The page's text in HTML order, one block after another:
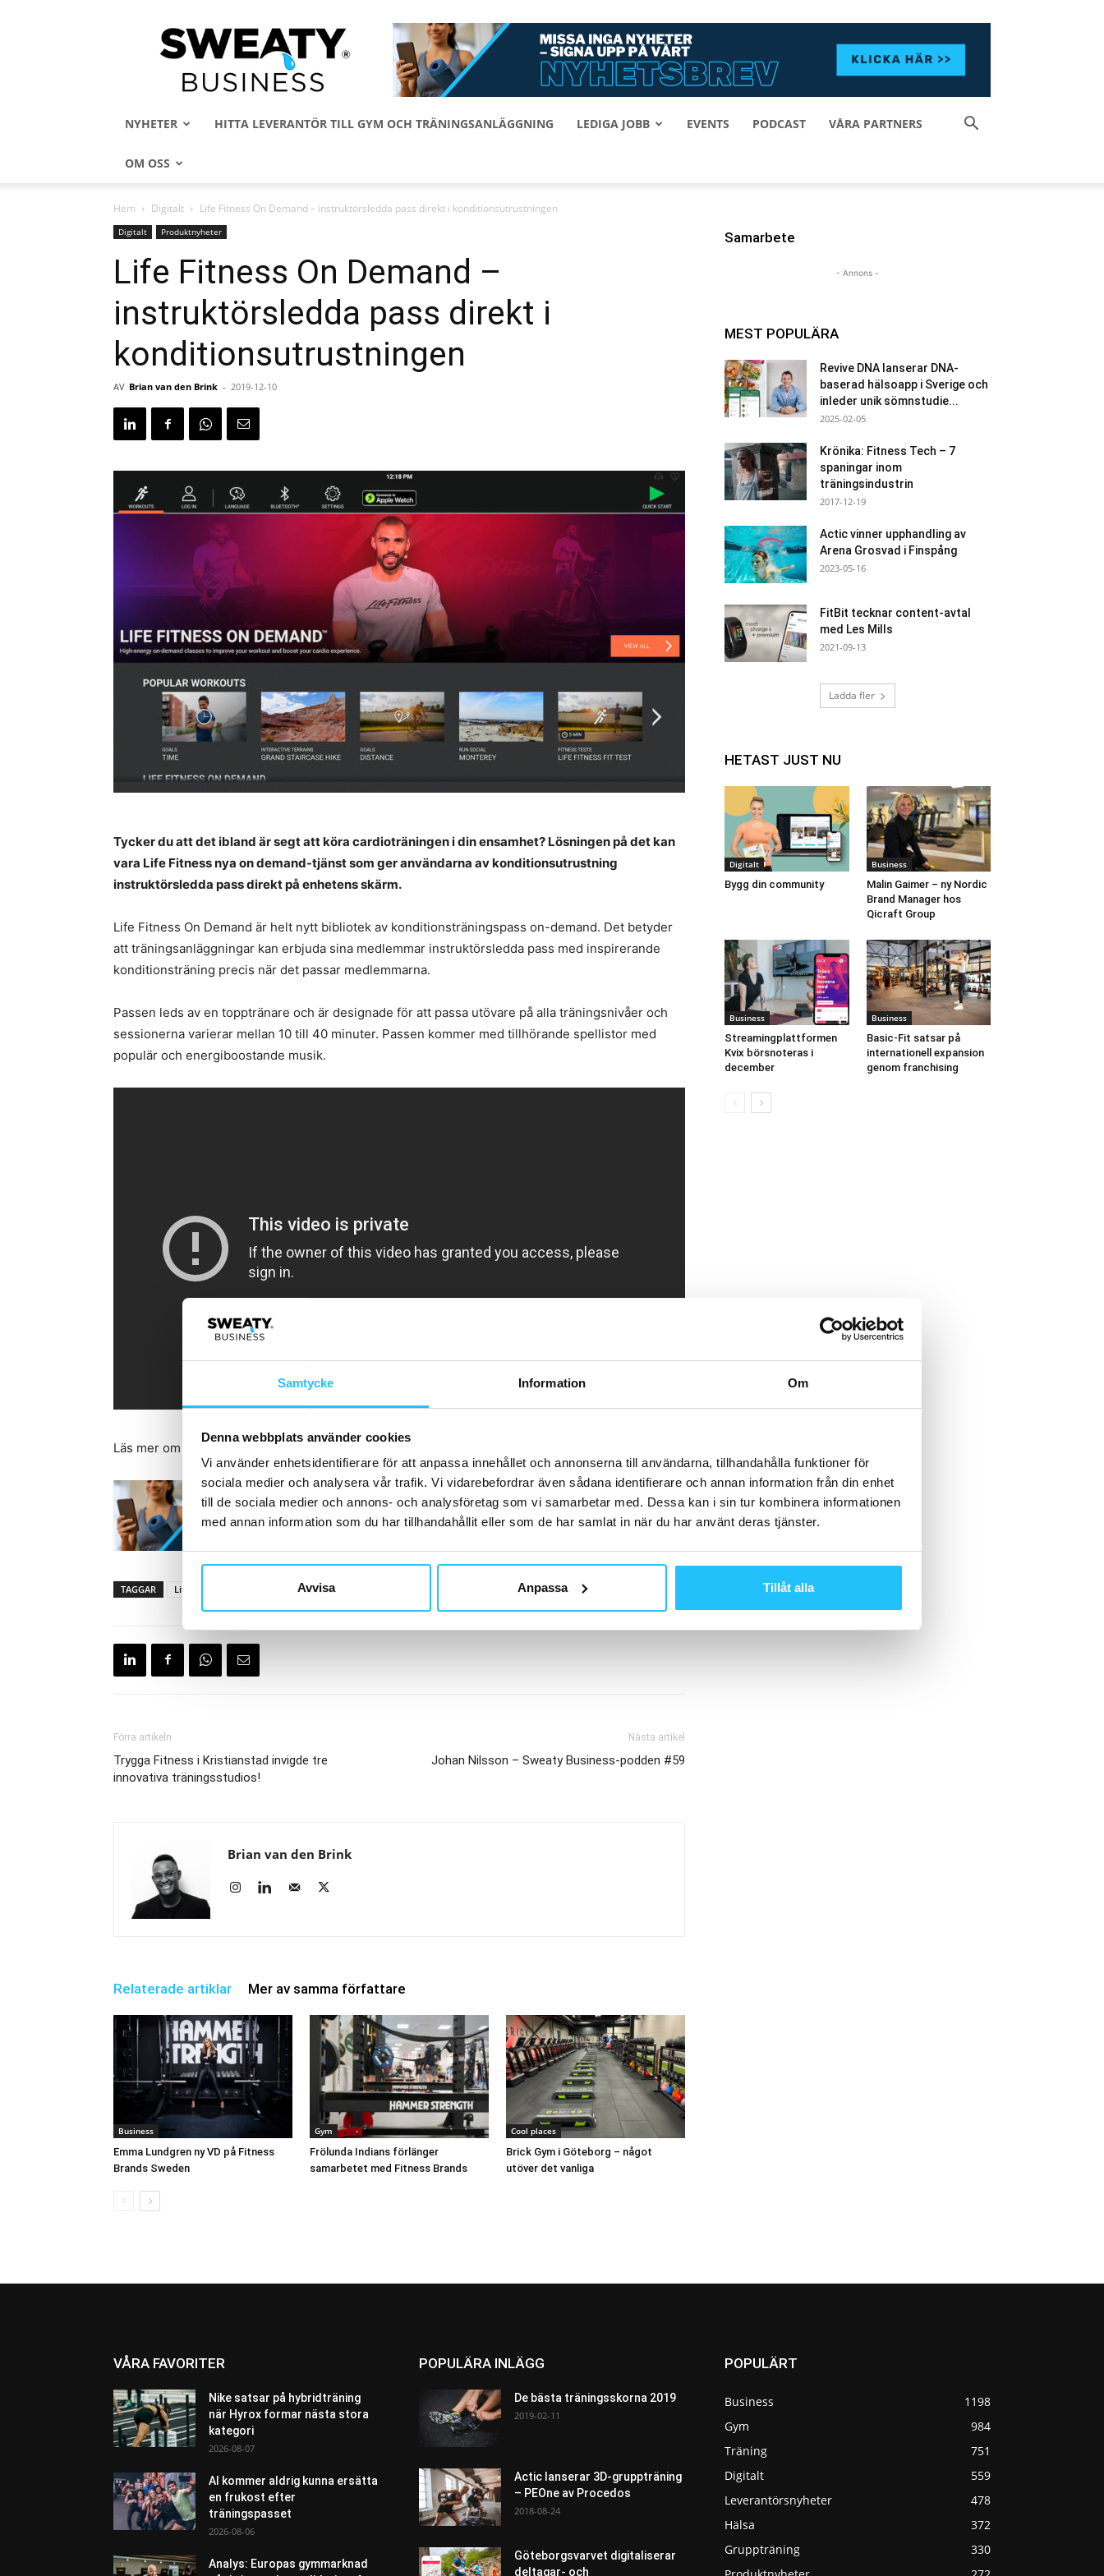
Samtycke Information Om
Denna webbplats använder cookies
Vi använder enhetsidentifierare för att anpassa innehållet och annonserna till användarna, tillhandahålla funktioner för
sociala medier och analysera vår trafik. Vi vidarebefordrar även sådana identifierare och annan information från din enhet
till de sociala medier och annons- och analysföretag som vi samarbetar med. Dessa kan i sin tur kombinera informationen
med annan information som du har tillhandahållit eller som de har samlat in när du har använt deras tjänster.
Avvisa Anpassa Tillåt alla
Sweaty
Business
NYHETER HITTA LEVERANTÖR TILL GYM OCH TRÄNINGSANLÄGGNING LEDIGA JOBB EVENTS PODCAST VÅRA PARTNERS
OM OSS
Hem Digitalt Life Fitness On Demand – instruktörsledda pass direkt i konditionsutrustningen
Digitalt Produktnyheter
Life Fitness On Demand –
instruktörsledda pass direkt i
konditionsutrustningen
AV Brian van den Brink - 2019-12-10
Tycker du att det ibland är segt att köra cardioträningen i din ensamhet? Lösningen på det kan
vara Life Fitness nya on demand-tjänst som ger användarna av konditionsutrustning
instruktörsledda pass direkt på enhetens skärm.
Life Fitness On Demand är helt nytt bibliotek av konditionsträningspass on-demand. Det betyder
att träningsanläggningar kan erbjuda sina medlemmar instruktörsledda pass med inspirerande
konditionsträning precis när det passar medlemmarna.
Passen leds av en topptränare och är designade för att passa utövare på alla träningsnivåer och
sessionerna varierar mellan 10 till 40 minuter. Passen kommer med tillhörande spellistor med
populär och energiboostande musik.
Läs mer om Life Fitness On Demand
TAGGAR Life Fitness Life Fitness On demand
Förra artikeln
Trygga Fitness i Kristianstad invigde tre
innovativa träningsstudios!
Nästa artikel
Johan Nilsson – Sweaty Business-podden #59
Brian van den Brink
Relaterade artiklar Mer av samma författare
Business
Emma Lundgren ny VD på Fitness
Brands Sweden
Gym
Frölunda Indians förlänger
samarbetet med Fitness Brands
Cool places
Brick Gym i Göteborg – något
utöver det vanliga
Samarbete
- Annons -
MEST POPULÄRA
Revive DNA lanserar DNA-
baserad hälsoapp i Sverige och
inleder unik sömnstudie...
2025-02-05
Krönika: Fitness Tech – 7
spaningar inom
träningsindustrin
2017-12-19
Actic vinner upphandling av
Arena Grosvad i Finspång
2023-05-16
FitBit tecknar content-avtal
med Les Mills
2021-09-13
Ladda fler
HETAST JUST NU
Digitalt
Bygg din community
Business
Malin Gaimer – ny Nordic
Brand Manager hos
Qicraft Group
Business
Streamingplattformen
Kvix börsnoteras i
december
Business
Basic-Fit satsar på
internationell expansion
genom franchising
VÅRA FAVORITER
Nike satsar på hybridträning
när Hyrox formar nästa stora
kategori
2026-08-07
AI kommer aldrig kunna ersätta
en frukost efter
träningspasset
2026-08-06
Analys: Europas gymmarknad
POPULÄRA INLÄGG
De bästa träningsskorna 2019
2019-02-11
Actic lanserar 3D-gruppträning
– PEOne av Procedos
2018-08-24
Göteborgsvarvet digitaliserar
deltagar- och
POPULÄRT
Business
1198
Gym
984
Träning
751
Digitalt
559
Leverantörsnyheter
478
Hälsa
372
Gruppträning
330